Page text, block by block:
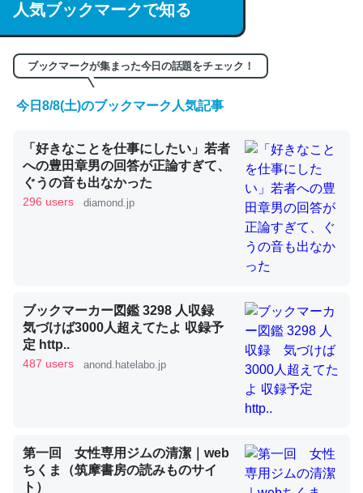
/064121
─GPTの仕組みと限界についての考察（１） - conceptualization
くらい。小説でいう「ずっと前の伏線」は回収されないけ
ど、短期記憶というには多い分量。進化すればするほど分
かりやすく強くなりそう
昆虫ってカルシウム少ないのか。知らんかった。調べたら
コオロギのカルシウム分はエビの600分の1程度。
─ニュース :: 【研究発表】昆虫学の大問題＝「昆虫はなぜ海にいな
論文では「淡水はカルシウムも酸素も不足してて両方に不
人気ブックマークで知る
ブックマークが集まった今日の話題をチェック！
今日8/8(土)のブックマーク人気記事
「好きなことを仕事にしたい」若者
への豊田章男の回答が正論すぎて、
ぐうの音も出なかった
296 users diamond.jp
ブックマーカー図鑑 3298 人収録
気づけば3000人超えてたよ 収録予
定 http..
487 users anond.hatelabo.jp
第一回 女性専用ジムの清潔｜web
ちくま（筑摩書房の読みものサイ
ト）